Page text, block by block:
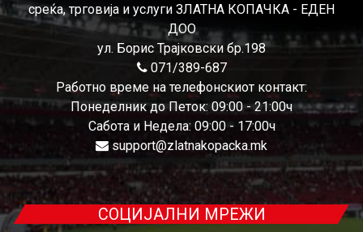
среќа, трговија и услуги ЗЛАТНА КОПАЧКА - ЕДЕН
ДОО
ул. Борис Трајковски бр.198
071/389-687
Работно време на телефонскиот контакт:
Понеделник до Петок: 09:00 - 21:00ч
Сабота и Недела: 09:00 - 17:00ч
support@zlatnakopacka.mk
СОЦИЈАЛНИ МРЕЖИ